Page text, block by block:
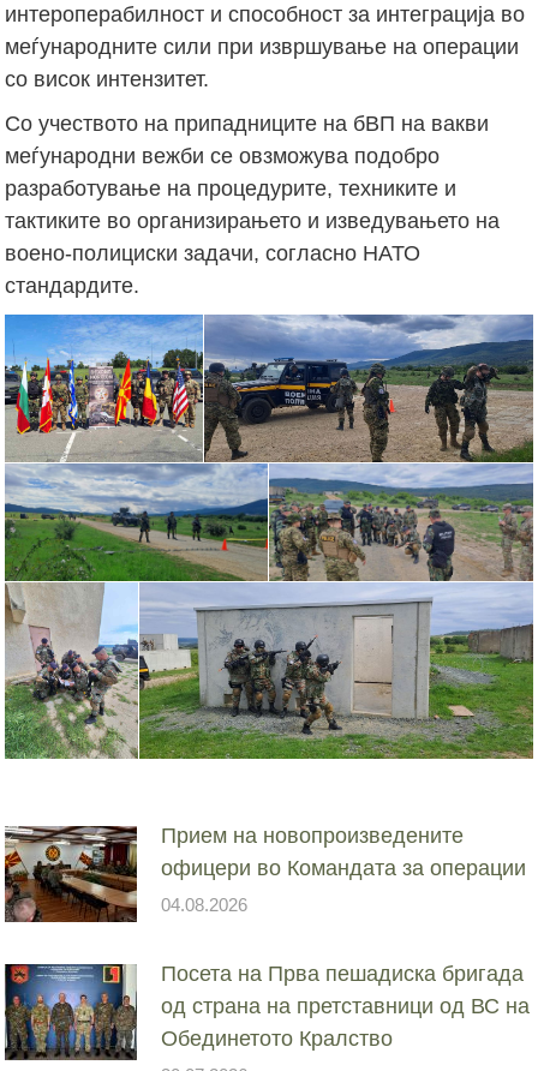
интероперабилност и способност за интеграција во
меѓународните сили при извршување на операции
со висок интензитет.
Со учеството на припадниците на бВП на вакви
меѓународни вежби се овзможува подобро
разработување на процедурите, техниките и
тактиките во организирањето и изведувањето на
воено-полициски задачи, согласно НАТО
стандардите.
Прием на новопроизведените
офицери во Командата за операции
04.08.2026
Посета на Прва пешадиска бригада
од страна на претставници од ВС на
Обединетото Кралство